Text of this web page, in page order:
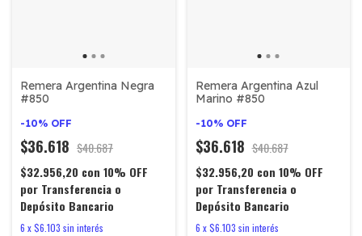
Remera Argentina Negra
#850
-10% OFF
$36.618 $40.687
$32.956,20 con 10% OFF
por Transferencia o
Depósito Bancario
6 x$6.103 sin interés
Remera Argentina Azul
Marino #850
-10% OFF
$36.618 $40.687
$32.956,20 con 10% OFF
por Transferencia o
Depósito Bancario
6 x$6.103 sin interés